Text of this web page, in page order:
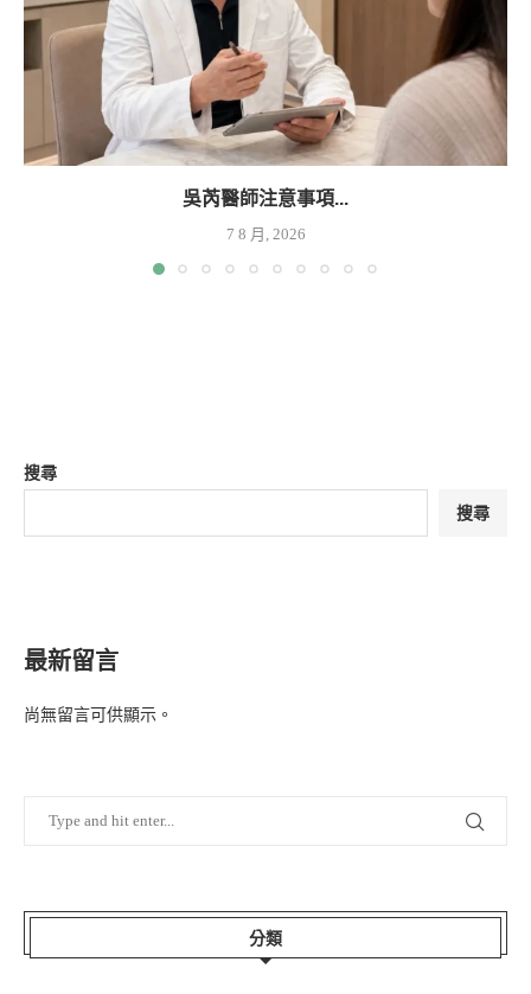
吳芮醫師注意事項...
7 8 月, 2026
搜尋
搜尋
最新留言
尚無留言可供顯示。
分類